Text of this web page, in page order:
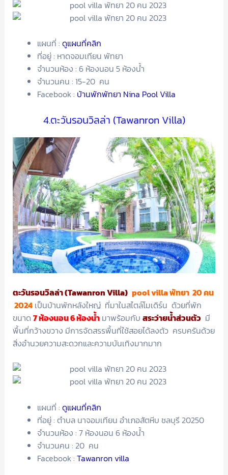
แผนที่ : ดูแผนที่คลิก
ที่อยู่ : หาดจอมเทียน พัทยา
จำนวนห้อง : 6 ห้องนอน 5 ห้องน้ำ
จำนวนคน : 15-20 คน
Facebook : บ้านพักพัทยา Nina Pool Villa
4.ตะวันรอนวิลล่า (Tawanron Villa)
ตะวันรอนวิลล่า (Tawanron Villa) pool villa พัทยา 20 คน
2024เป็นบ้านพักหลังใหญ่ ที่มาในสไตล์โมเดิร์น ด้วยที่พัก
ขนาด 7 ห้องนอน 6 ห้องน้ำมาพร้อมกับ สระว่ายน้ำส่วนตัวมี
พื้นที่กว้างขวาง มีการจัดสรรพื้นที่ใช้สอยได้ลงตัว ครบครันด้วย
สิ่งอำนวยความสะดวกและความบันเทิงมากมาก
แผนที่ : ดูแผนที่คลิก
ที่อยู่ : ตำบล นาจอมเทียน อำเภอสัตหีบ ชลบุรี 20250
จำนวนห้อง : 7 ห้องนอน 6 ห้องน้ำ
จำนวนคน : 20 คน
Facebook : Tawanron villa